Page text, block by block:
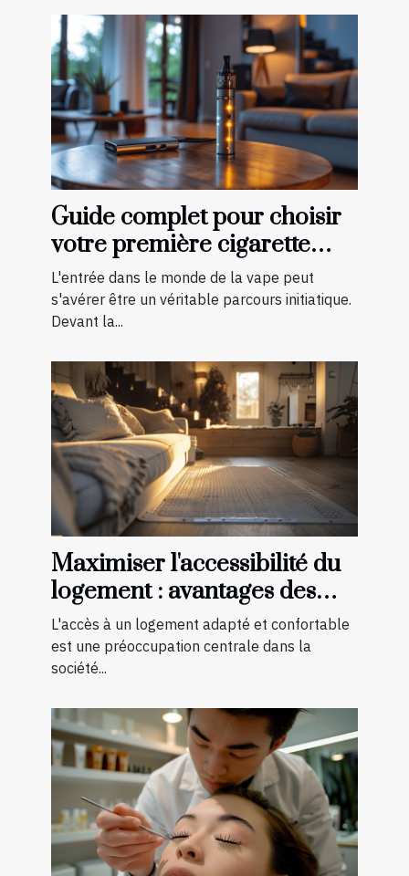
Guide complet pour choisir
votre première cigarette
électronique
L'entrée dans le monde de la vape peut
s'avérer être un véritable parcours initiatique.
Devant la...
Maximiser l'accessibilité du
logement : avantages des
aménagements préventifs
L'accès à un logement adapté et confortable
est une préoccupation centrale dans la
société...